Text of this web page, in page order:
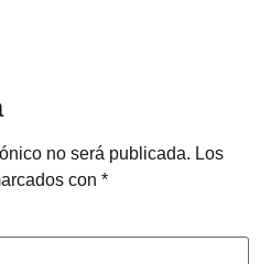
no será publicada. Los
con *